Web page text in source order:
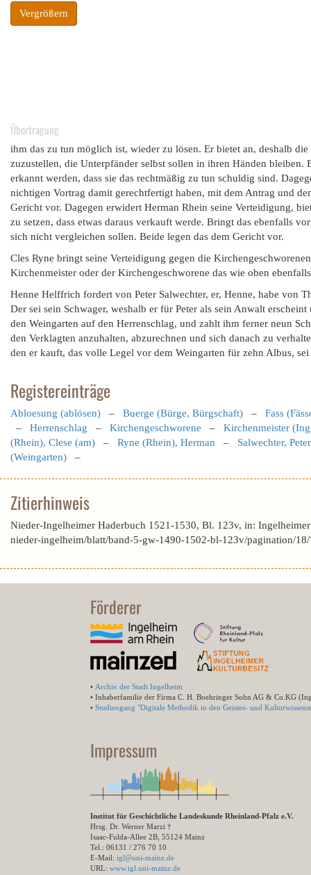
Vergrößern
Übertragung
ihm das zu tun möglich ist, wieder zu lösen. Er bietet an, deshalb
zuzustellen, die Unterpfänder selbst sollen in ihren Händen
erkannt werden, dass sie das rechtmäßig zu tun schuldig sind.
nichtigen Vortrag damit gerechtfertigt haben, mit dem Antrag und
Gericht vor. Dagegen erwidert Herman Rhein seine Verteidigung,
zu setzen, dass etwas daraus verkauft werde. Bringt das ebenfalls
sich nicht vergleichen sollen. Beide legen das dem Gericht vor.
Cles Ryne bringt seine Verteidigung gegen die
Kirchenmeister oder der Kirchengeschworene das wie oben
Henne Helffrich fordert von Peter Salwechter, er, Henne, habe von
Der sei sein Schwager, weshalb er für Peter als sein Anwalt
den Weingarten auf den Herrenschlag, und zahlt ihm ferner neun
den Verklagten anzuhalten, abzurechnen und sich danach zu
den er kauft, das volle Legel vor dem Weingarten für zehn Albus, sei
Registereinträge
Abloesung (ablösen) – Buerge (Bürge, Bürgschaft) – Fass
– Herrenschlag – Kirchengeschworene – Kirchenmeister
(Rhein), Clese (am) – Ryne (Rhein), Herman – Salwechter, Peter
(Weingarten) –
Zitierhinweis
Nieder-Ingelheimer Haderbuch 1521-1530, Bl. 123v, in:
nieder-ingelheim/blatt/band-5-gw-1490-1502-bl-123v/pagination/
Förderer
• Archiv der Stadt Ingelheim
• Inhaberfamilie der Firma C. H. Boehringer Sohn AG & Co.KG
• Studiengang "Digitale Methodik in den Geistes- und
Impressum
Institut für Geschichtliche Landeskunde Rheinland-Pfalz e.V.
Hrsg. Dr. Werner Marzi †
Isaac-Fulda-Allee 2B, 55124 Mainz
Tel.: 06131 / 276 70 10
E-Mail: igl@uni-mainz.de
URL: www.igl.uni-mainz.de